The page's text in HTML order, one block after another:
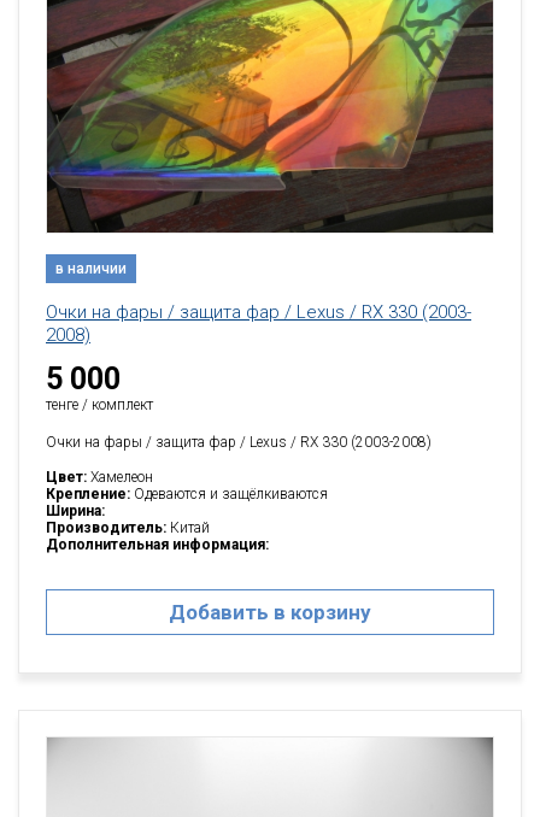
в наличии
Очки на фары / защита фар / Lexus / RX 330 (2003-
2008)
5 000
тенге / комплект
Очки на фары / защита фар / Lexus / RX 330 (2003-2008)
Цвет: Хамелеон
Крепление: Одеваются и защёлкиваются
Ширина:
Производитель: Китай
Дополнительная информация:
Добавить в корзину